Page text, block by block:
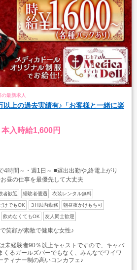
最新求人
以上の過去実績有♪「お客様と一緒に楽
入時給1,600円
4時間～・週1日～ ■遅出出勤や,終電上がり
昼の仕事を最優先して大丈夫
者歓迎 経験者優遇 衣装レンタル無料
けでもOK ３H以内勤務 朝昼夜かけもち可
飲めなくてもOK 友人同士歓迎
笑顔が素敵で健康な女性♪
未経験者90％以上キャストですので、キャバ
くるガールズバーでもなく、みんなでワイワ
ティナー制の高いコンカフェ♪